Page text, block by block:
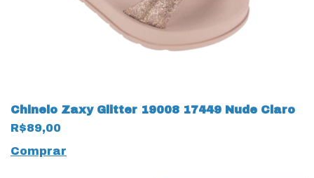
Chinelo Zaxy Glitter 19008 17449 Nude Claro
R$89,00
Comprar